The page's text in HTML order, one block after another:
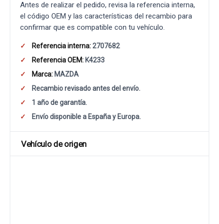
Antes de realizar el pedido, revisa la referencia interna,
el código OEM y las características del recambio para
confirmar que es compatible con tu vehículo.
Referencia interna:2707682
Referencia OEM: K4233
Marca: MAZDA
Recambio revisado antes del envío.
1 año de garantía.
Envío disponible a España y Europa.
Vehículo de origen